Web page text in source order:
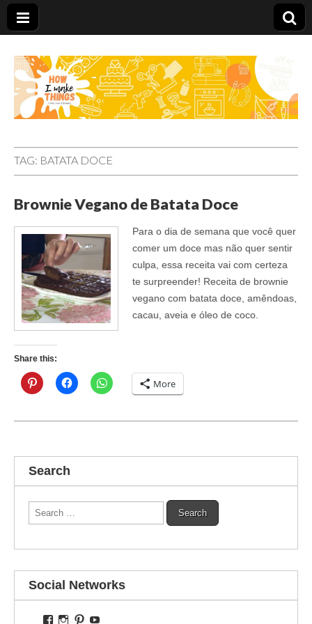
Carolina Stefano
TAG: BATATA DOCE
Brownie Vegano de Batata Doce
Para o dia de semana que você quer
comer um doce mas não quer sentir
culpa, essa receita vai com certeza
te surpreender! Receita de brownie
vegano com batata doce, amêndoas,
cacau, aveia e óleo de coco.
Share this:
More
Search
Search
for:
Social Networks
ViewViewView